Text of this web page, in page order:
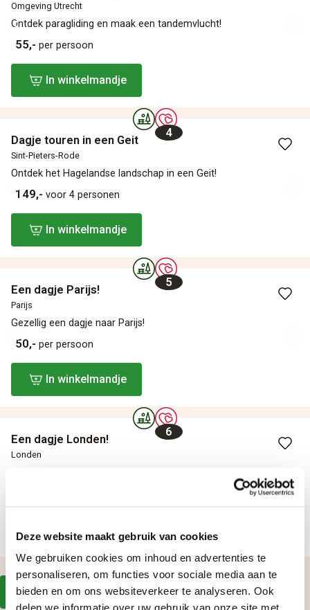
Deze website maakt gebruik van cookies
We gebruiken cookies om inhoud en advertenties te
personaliseren, om functies voor sociale media aan te
bieden en om ons websiteverkeer te analyseren. Ook
delen we informatie over uw gebruik van onze site met
Omgeving Utrecht
Ontdek paragliding en maak een tandemvlucht!
55,- per persoon
In winkelmandje
4
Dagje touren in een Geit
Sint-Pieters-Rode
Ontdek het Hagelandse landschap in een Geit!
149,- voor 4 personen
In winkelmandje
5
Een dagje Parijs!
Parijs
Gezellig een dagje naar Parijs!
50,- per persoon
In winkelmandje
6
Een dagje Londen!
Londen
Terug naar cadeautips
Alle cadeaus bekijken